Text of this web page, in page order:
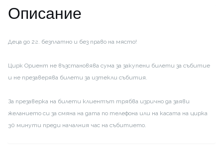
Описание
Деца до 2г. безплатно и без право на място!
Цирк Ориент не възстановява сума за закупени билети за събитие
и не презаверява билети за изтекли събития.
За презаверка на билети клиентът трябва изрично да заяви
желанието си за смяна на дата по телефона или на касата на цирка
30 минути преди началния час на събитието.